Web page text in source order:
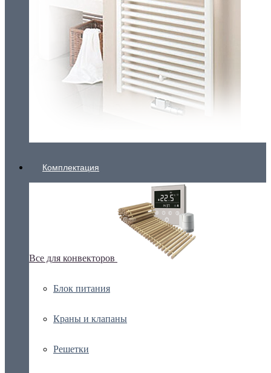
Комплектация
Все для конвекторов
Блок питания
Краны и клапаны
Решетки